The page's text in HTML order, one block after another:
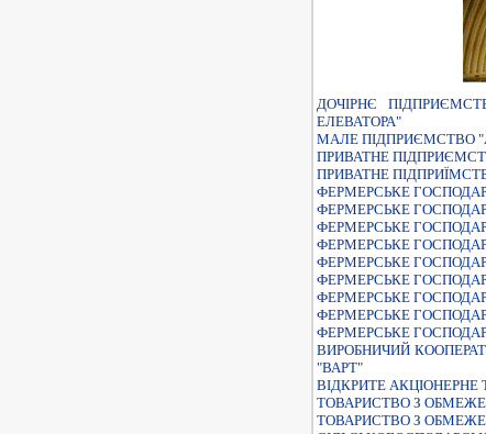
ДОЧІРНЄ
ЕЛЕВАТОРА"
МАЛЕ ПІДПРИЄМСТВО
ПРИВАТНЕ
ПРИВАТНЕ
ФЕРМЕРСЬКЕ
ФЕРМЕРСЬКЕ
ФЕРМЕРСЬКЕ
ФЕРМЕРСЬКЕ
ФЕРМЕРСЬКЕ
ФЕРМЕРСЬКЕ
ФЕРМЕРСЬКЕ
ФЕРМЕРСЬКЕ
ФЕРМЕРСЬКЕ
ВИРОБНИЧИЙ
"ВАРТ"
ВIДКРИТЕ
ТОВАРИСТВО З
ТОВАРИСТВО З